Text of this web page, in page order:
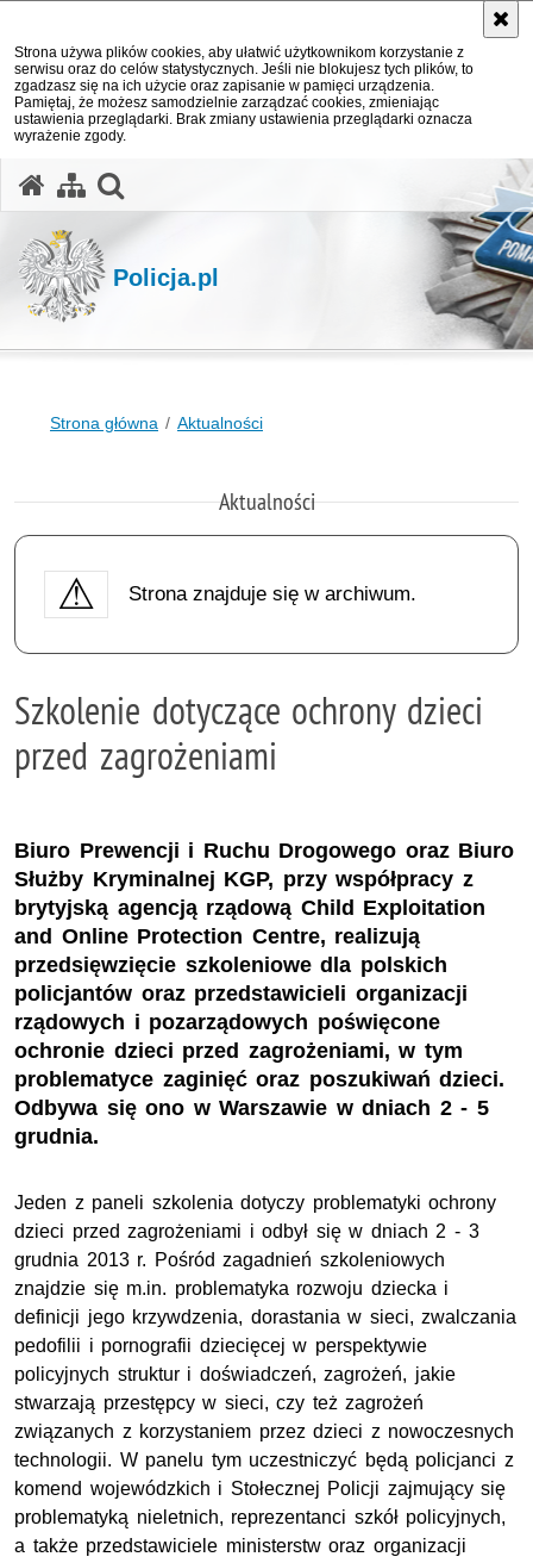
Strona używa plików cookies, aby ułatwić użytkownikom korzystanie z
serwisu oraz do celów statystycznych. Jeśli nie blokujesz tych plików, to
zgadzasz się na ich użycie oraz zapisanie w pamięci urządzenia.
Pamiętaj, że możesz samodzielnie zarządzać cookies, zmieniając
ustawienia przeglądarki. Brak zmiany ustawienia przeglądarki oznacza
wyrażenie zgody.
Policja.pl
Strona główna Aktualności
Aktualności
Strona znajduje się w archiwum.
Szkolenie dotyczące ochrony dzieci
przed zagrożeniami
Biuro Prewencji i Ruchu Drogowego oraz Biuro
Służby Kryminalnej KGP, przy współpracy z
brytyjską agencją rządową Child Exploitation
and Online Protection Centre, realizują
przedsięwzięcie szkoleniowe dla polskich
policjantów oraz przedstawicieli organizacji
rządowych i pozarządowych poświęcone
ochronie dzieci przed zagrożeniami, w tym
problematyce zaginięć oraz poszukiwań dzieci.
Odbywa się ono w Warszawie w dniach 2 - 5
grudnia.
Jeden z paneli szkolenia dotyczy problematyki ochrony
dzieci przed zagrożeniami i odbył się w dniach 2 - 3
grudnia 2013 r. Pośród zagadnień szkoleniowych
znajdzie się m.in. problematyka rozwoju dziecka i
definicji jego krzywdzenia, dorastania w sieci, zwalczania
pedofilii i pornografii dziecięcej w perspektywie
policyjnych struktur i doświadczeń, zagrożeń, jakie
stwarzają przestępcy w sieci, czy też zagrożeń
związanych z korzystaniem przez dzieci z nowoczesnych
technologii. W panelu tym uczestniczyć będą policjanci z
komend wojewódzkich i Stołecznej Policji zajmujący się
problematyką nieletnich, reprezentanci szkół policyjnych,
a także przedstawiciele ministerstw oraz organizacji